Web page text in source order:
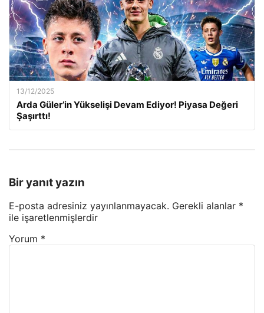
13/12/2025
Arda Güler’in Yükselişi Devam Ediyor! Piyasa Değeri
Şaşırttı!
Bir yanıt yazın
E-posta adresiniz yayınlanmayacak. Gerekli alanlar *
ile işaretlenmişlerdir
Yorum *